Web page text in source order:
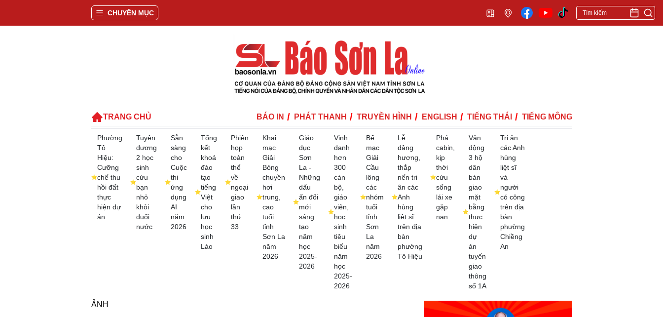
CHUYÊN MỤC
TRANG CHỦ BÁO IN PHÁT THANH TRUYỀN HÌNH ENGLISH TIẾNG THÁI TIẾNG MÔNG
Phường
Tô
Hiệu:
Cưỡng
chế thu
hồi đất
thực
hiện dự
án
Tuyên
dương
2 học
sinh
cứu
bạn
nhỏ
khỏi
đuối
nước
Sẵn
sàng
cho
Cuộc
thi
ứng
dụng
AI
năm
2026
Tổng
kết
khoá
đào
tạo
tiếng
Việt
cho
lưu
học
sinh
Lào
Phiên
họp
toàn
thể
về
ngoại
giao
lần
thứ
33
Khai
mạc
Giải
Bóng
chuyền
hơi
trung,
cao
tuổi
tỉnh
Sơn La
năm
2026
Giáo
dục
Sơn
La -
Những
dấu
ấn đổi
mới
sáng
tạo
năm
học
2025-
2026
Vinh
danh
hơn
300
cán
bộ,
giáo
viên,
học
sinh
tiêu
biểu
năm
học
2025-
2026
Bế
mạc
Giải
Cầu
lông
các
nhóm
tuổi
tỉnh
Sơn
La
năm
2026
Lễ
dâng
hương,
thắp
nến tri
ân các
Anh
hùng
liệt sĩ
trên địa
bàn
phường
Tô Hiệu
Phá
cabin,
kịp
thời
cứu
sống
lái xe
gặp
nạn
Vận
động
3 hộ
dân
bàn
giao
mặt
bằng
thực
hiện
dự
án
tuyến
giao
thông
số 1A
Tri ân
các Anh
hùng
liệt sĩ
và
người
có công
trên địa
bàn
phường
Chiềng
An
ẢNH